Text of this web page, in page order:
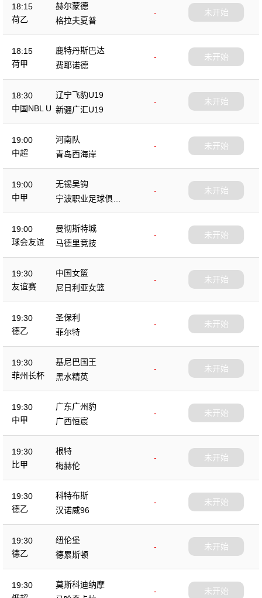
18:15
荷乙
赫尔蒙德
-
格拉夫夏普
未开始
18:15
荷甲
鹿特丹斯巴达
-
费耶诺德
未开始
18:30
中国NBL U
辽宁飞豹U19
-
新疆广汇U19
未开始
19:00
中超
河南队
-
青岛西海岸
未开始
19:00
中甲
无锡吴钩
-
宁波职业足球俱乐
部
未开始
19:00
球会友谊
曼彻斯特城
-
马德里竞技
未开始
19:30
友谊赛
中国女篮
-
尼日利亚女篮
未开始
19:30
德乙
圣保利
-
菲尔特
未开始
19:30
菲州长杯
基尼巴国王
-
黑水精英
未开始
19:30
中甲
广东广州豹
-
广西恒宸
未开始
19:30
比甲
根特
-
梅赫伦
未开始
19:30
德乙
科特布斯
-
汉诺威96
未开始
19:30
德乙
纽伦堡
-
德累斯顿
未开始
19:30
莫斯科迪纳摩
-
未开始